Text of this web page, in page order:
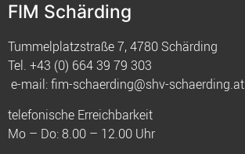
FIM Schärding
Tummelplatzstraße 7, 4780 Schärding
Tel. +43 (0) 664 39 79 303
e-mail:fim-schaerding@shv-schaerding.at
telefonische Erreichbarkeit
Mo – Do: 8.00 – 12.00 Uhr